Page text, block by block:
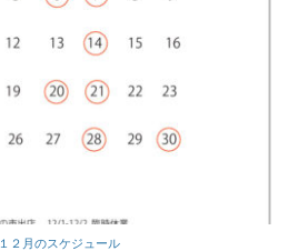
１２月のスケジュール